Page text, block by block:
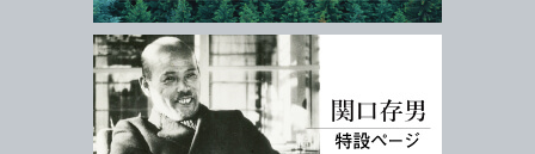
音声DL
検索条件をクリア 検 索